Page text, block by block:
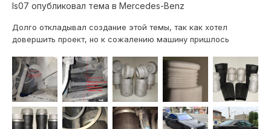
Is07 опубликовал тема в Mercedes-Benz
Долго откладывал создание этой темы, так как хотел
довершить проект, но к сожалению машину пришлось
компоненты. Самая ответственная ее часть, подушки, причем
уже продана и едет к своему новому хозяину... Уникальность
по моему мнению этой подвес...